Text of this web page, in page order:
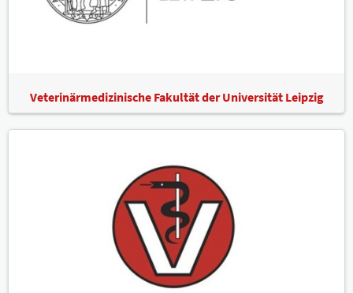
Veterinärmedizinische Fakultät der Universität Leipzig